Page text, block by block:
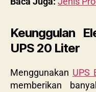
Keunggulan
UPS 20 Liter
Menggunakan UPS
memberikan